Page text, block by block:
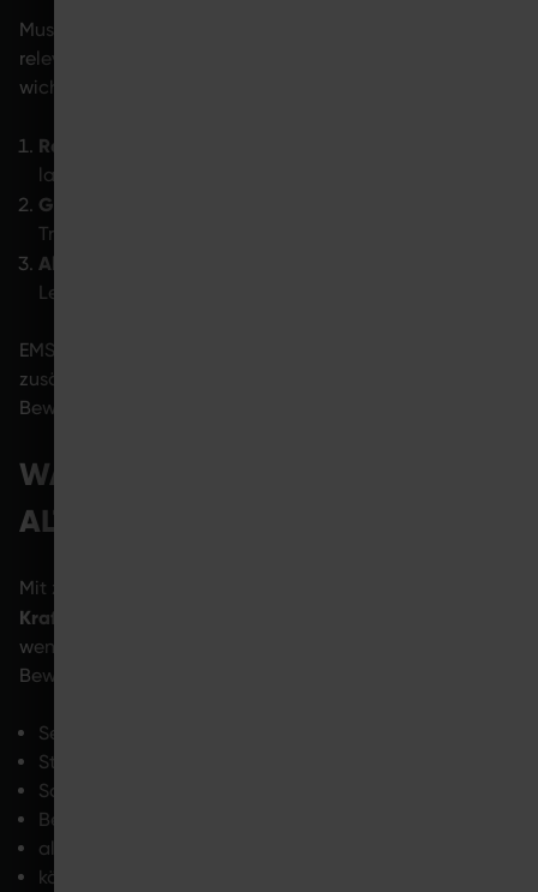
Muskelaufbau zu Hause wird für viele Menschen immer
relevanter. Für Resultate sind vor allem drei Punkte
wichtig:
Regelmäßige Bewegung:
lassen sich dauerhaft meist leichter umsetzen.
Gezielte Übungen:
Trainingsreize.
Alltagstaugliche Konzepte:
Lebensstil und zur Lebenssituation passen.
EMS kann dabei eine ergänzende Rolle spielen, da es
zusätzliche Muskelaktivierung während leichter
Bewegungen ermöglicht.
WARUM WIRD MUSKELAUFBAU IM
ALTER IMMER WICHTIGER?
Mit zunehmendem Alter
Kraft, Stabilität und Beweglichkeit
wenn der Körper zu wenig gefordert wird. Regelmäßige
Bewegung kann helfen,
Selbstständigkeit zu erhalten
Stürzen und Verletzungen vorzubeugen
Schmerzen zu vermeiden
Beweglichkeit zu unterstützen
alltägliche Belastungen besser zu bewältigen
körperliche Sicherheit zu fördern